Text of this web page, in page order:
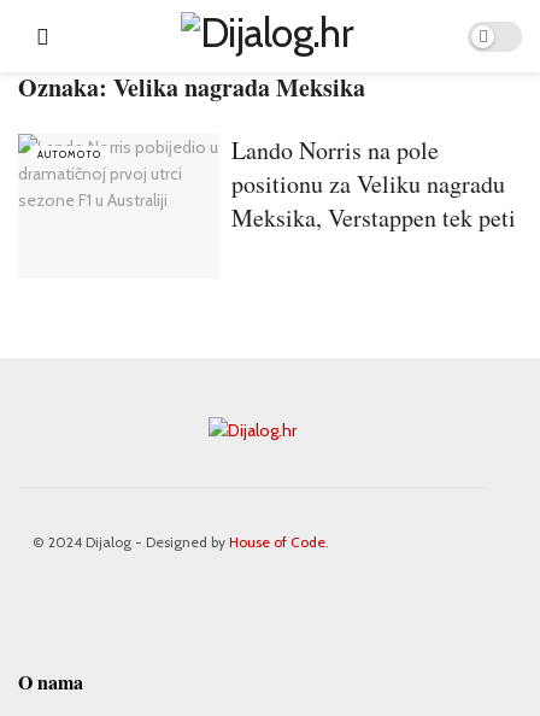
Oznaka: Velika nagrada Meksika
AUTOMOTO
Lando Norris na pole
positionu za Veliku nagradu
Meksika, Verstappen tek peti
© 2024 Dijalog - Designed by House of Code.
O nama